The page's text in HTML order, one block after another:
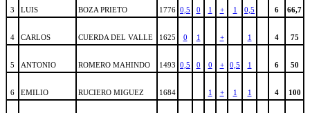
3 LUIS BOZA PRIETO 1776 0,5 0 1 + 1 0,5 6 66,7
4 CARLOS CUERDA DEL VALLE 1625 0 1 + 1 4 75
5 ANTONIO ROMERO MAHINDO 1493 0,5 0 0 + 0,5 1 6 50
6 EMILIO RUCIERO MIGUEZ 1684 1 + 1 1 4 100